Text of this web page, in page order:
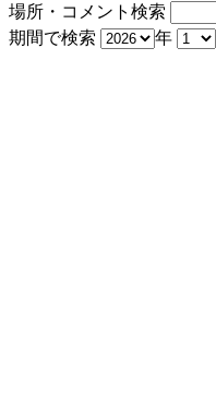
場所・コメント検索
期間で検索
年